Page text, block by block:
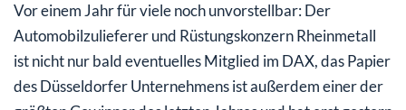
Vor einem Jahr für viele noch unvorstellbar: Der
Automobilzulieferer und Rüstungskonzern Rheinmetall
ist nicht nur bald eventuelles Mitglied im DAX, das Papier
des Düsseldorfer Unternehmens ist außerdem einer der